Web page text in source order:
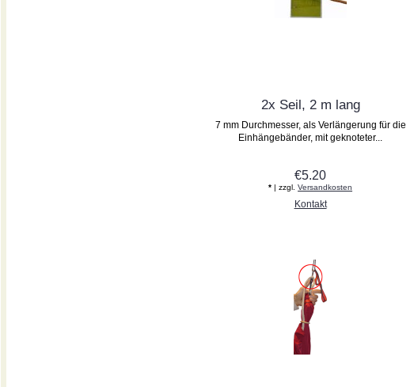
2x Seil, 2 m lang
7 mm Durchmesser, als Verlängerung für die
Einhängebänder, mit geknoteter...
€5.20
* | zzgl.Versandkosten
Kontakt